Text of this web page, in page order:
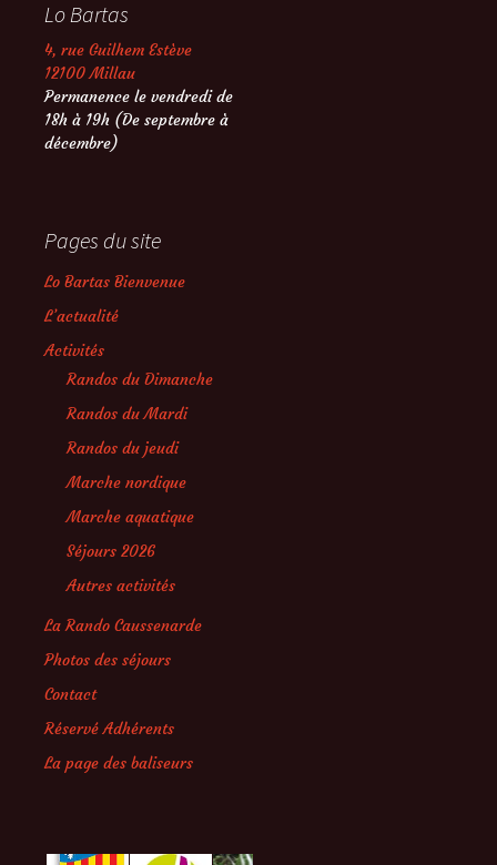
Lo Bartas
4, rue Guilhem Estève
12100 Millau
Permanence le vendredi de
18h à 19h (De septembre à
décembre)
Pages du site
Lo Bartas Bienvenue
L’actualité
Activités
Randos du Dimanche
Randos du Mardi
Randos du jeudi
Marche nordique
Marche aquatique
Séjours 2026
Autres activités
La Rando Caussenarde
Photos des séjours
Contact
Réservé Adhérents
La page des baliseurs